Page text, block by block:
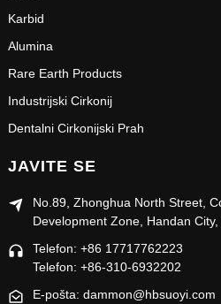
Karbid
Alumina
Rare Earth Products
Industrijski Cirkonij
Dentalni Cirkonijski Prah
JAVITE SE
No.89, Zhonghua North Street,
Development Zone, Handan
Telefon: +86 17717762223
Telefon: +86-310-6932202
E-pošta: dammon@hbsuoyi.com